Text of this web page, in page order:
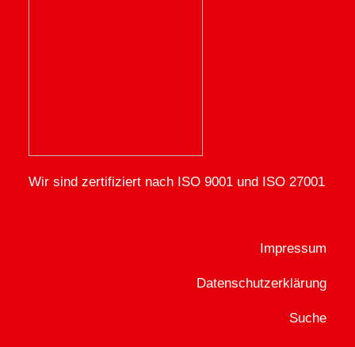
Wir sind zertifiziert nach ISO 9001 und ISO 27001
Impressum
Datenschutzerklärung
Suche